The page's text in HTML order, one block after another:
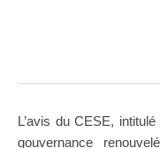
L’avis du CESE,
gouvernance